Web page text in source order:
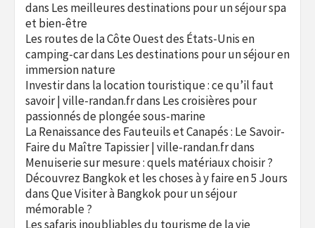
dans Les meilleures destinations pour un séjour spa
et bien-être
Les routes de la Côte Ouest des États-Unis en
camping-cardans Les destinations pour un séjour en
immersion nature
Investir dans la location touristique : ce qu’il faut
savoir | ville-randan.frdans Les croisières pour
passionnés de plongée sous-marine
La Renaissance des Fauteuils et Canapés : Le Savoir-
Faire du Maître Tapissier | ville-randan.frdans
Menuiserie sur mesure : quels matériaux choisir ?
Découvrez Bangkok et les choses à y faire en 5 Jours
dansQue Visiter à Bangkok pour un séjour
mémorable ?
Les safaris inoubliables du tourisme de la vie